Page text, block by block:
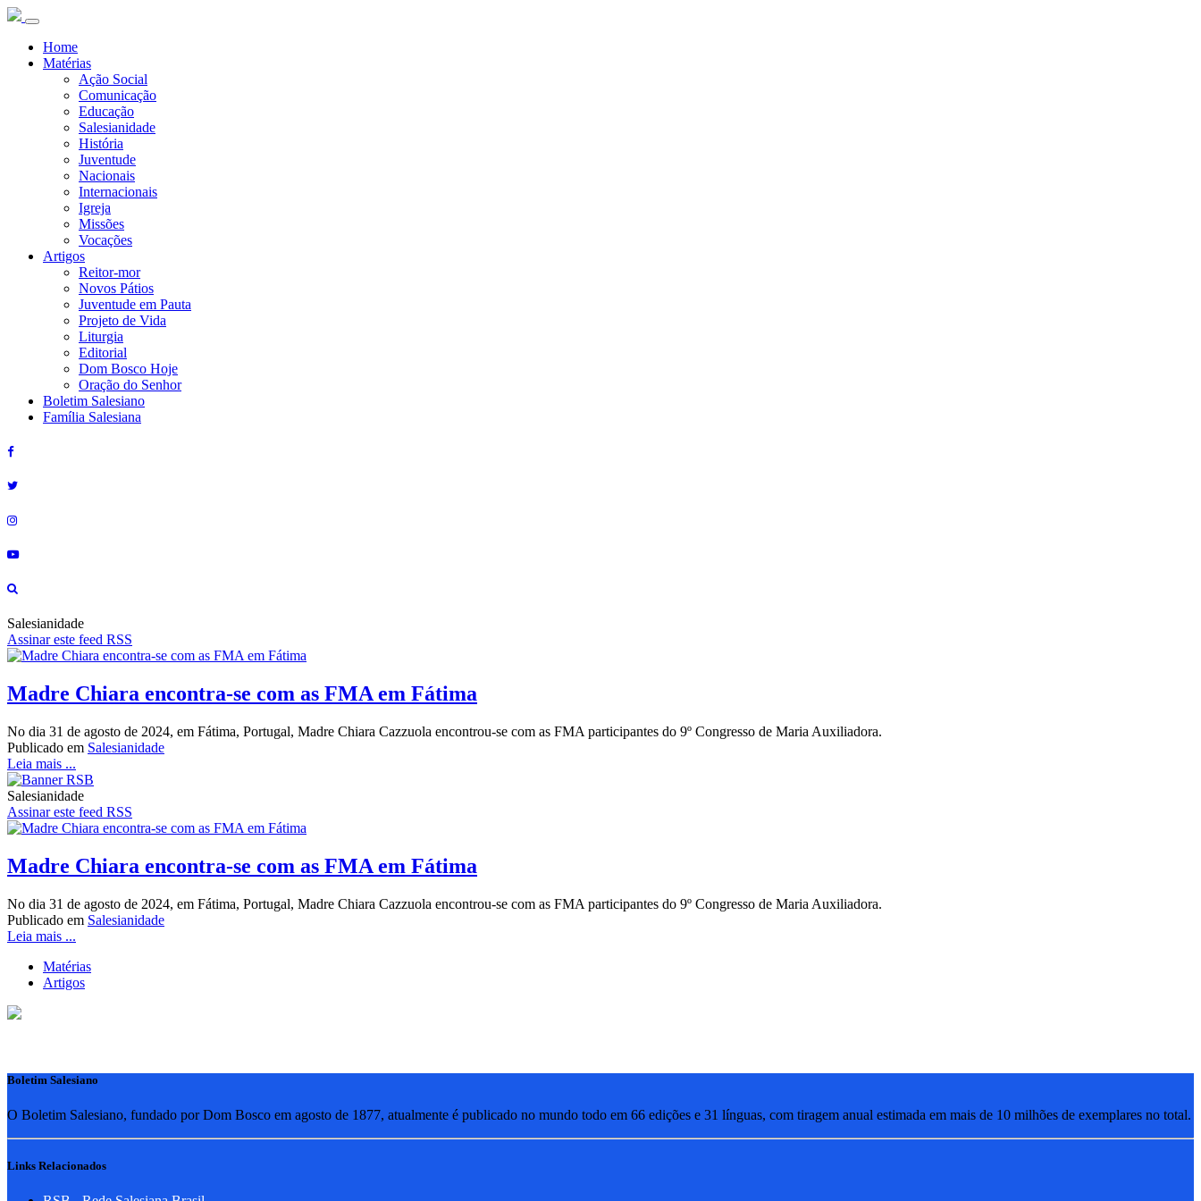
Home
Matérias
Ação Social
Comunicação
Educação
Salesianidade
História
Juventude
Nacionais
Internacionais
Igreja
Missões
Vocações
Artigos
Reitor-mor
Novos Pátios
Juventude em Pauta
Projeto de Vida
Liturgia
Editorial
Dom Bosco Hoje
Oração do Senhor
Boletim Salesiano
Família Salesiana
Salesianidade
Assinar este feed RSS
Madre Chiara encontra-se com as FMA em Fátima
No dia 31 de agosto de 2024, em Fátima, Portugal, Madre Chiara Cazzuola encontrou-se com as FMA participantes do 9º Congresso de Maria Auxiliadora.
Publicado em Salesianidade
Leia mais ...
Salesianidade
Assinar este feed RSS
Madre Chiara encontra-se com as FMA em Fátima
No dia 31 de agosto de 2024, em Fátima, Portugal, Madre Chiara Cazzuola encontrou-se com as FMA participantes do 9º Congresso de Maria Auxiliadora.
Publicado em Salesianidade
Leia mais ...
Matérias
Artigos
Boletim Salesiano
O Boletim Salesiano, fundado por Dom Bosco em agosto de 1877, atualmente é publicado no mundo todo em 66 edições e 31 línguas, com tiragem anual estimada em mais de 10 milhões de exemplares no total.
Links Relacionados